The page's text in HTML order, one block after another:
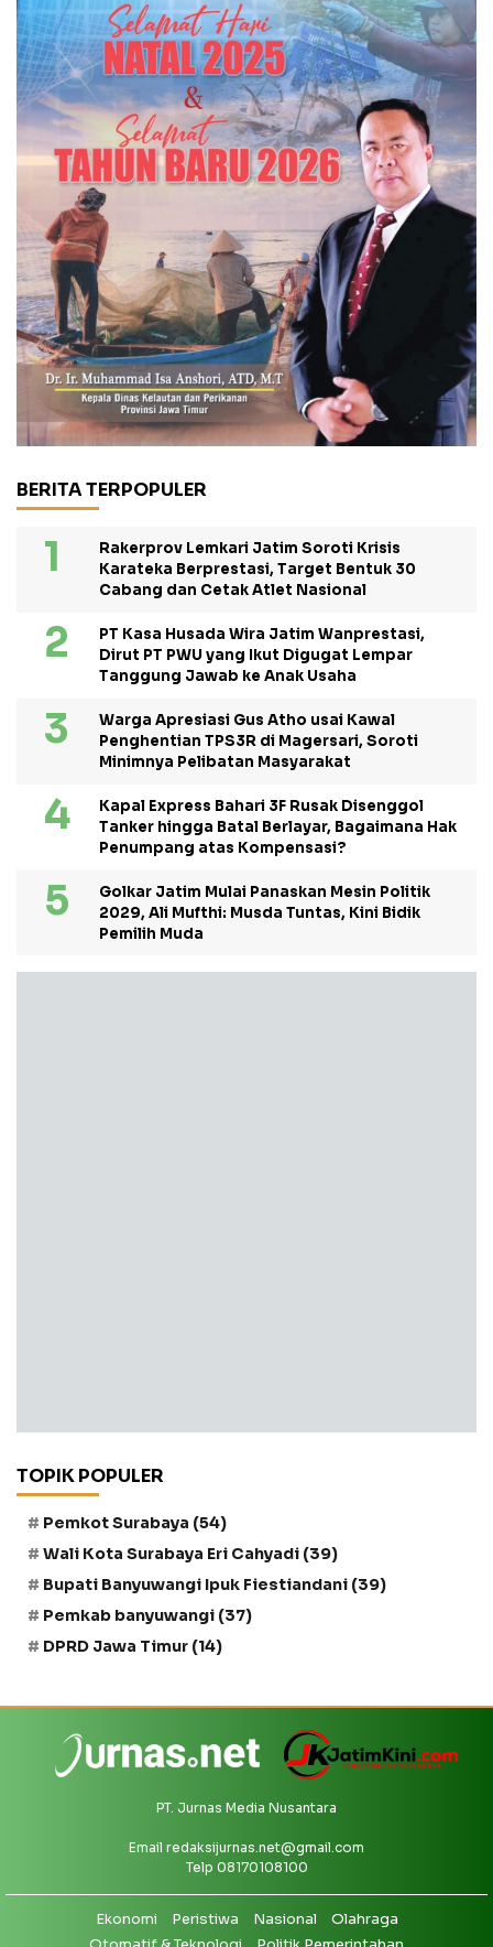
BERITA TERPOPULER
Rakerprov Lemkari Jatim Soroti Krisis
Karateka Berprestasi, Target Bentuk 30
Cabang dan Cetak Atlet Nasional
PT Kasa Husada Wira Jatim Wanprestasi,
Dirut PT PWU yang Ikut Digugat Lempar
Tanggung Jawab ke Anak Usaha
Warga Apresiasi Gus Atho usai Kawal
Penghentian TPS3R di Magersari, Soroti
Minimnya Pelibatan Masyarakat
Kapal Express Bahari 3F Rusak Disenggol
Tanker hingga Batal Berlayar, Bagaimana Hak
Penumpang atas Kompensasi?
Golkar Jatim Mulai Panaskan Mesin Politik
2029, Ali Mufthi: Musda Tuntas, Kini Bidik
Pemilih Muda
TOPIK POPULER
Pemkot Surabaya (54)
Wali Kota Surabaya Eri Cahyadi (39)
Bupati Banyuwangi Ipuk Fiestiandani (39)
Pemkab banyuwangi (37)
DPRD Jawa Timur (14)
PT. Jurnas Media Nusantara
Email redaksijurnas.net@gmail.com
Telp 08170108100
Ekonomi Peristiwa Nasional
Olahraga